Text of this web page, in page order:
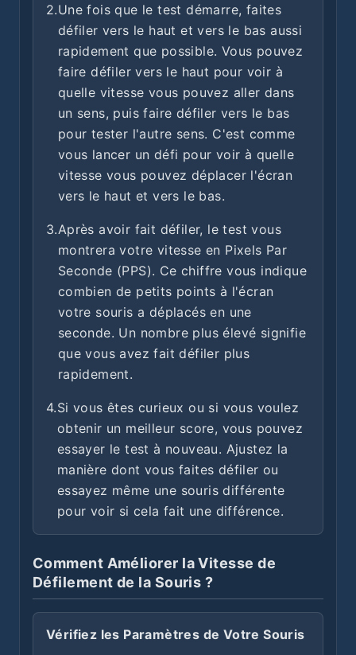
2.Une fois que le test démarre, faites
défiler vers le haut et vers le bas aussi
rapidement que possible. Vous pouvez
faire défiler vers le haut pour voir à
quelle vitesse vous pouvez aller dans
un sens, puis faire défiler vers le bas
pour tester l'autre sens. C'est comme
vous lancer un défi pour voir à quelle
vitesse vous pouvez déplacer l'écran
vers le haut et vers le bas.
3.Après avoir fait défiler, le test vous
montrera votre vitesse en Pixels Par
Seconde (PPS). Ce chiffre vous indique
combien de petits points à l'écran
votre souris a déplacés en une
seconde. Un nombre plus élevé signifie
que vous avez fait défiler plus
rapidement.
4.Si vous êtes curieux ou si vous voulez
obtenir un meilleur score, vous pouvez
essayer le test à nouveau. Ajustez la
manière dont vous faites défiler ou
essayez même une souris différente
pour voir si cela fait une différence.
Comment Améliorer la Vitesse de
Défilement de la Souris ?
Vérifiez les Paramètres de Votre Souris